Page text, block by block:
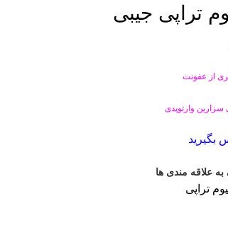
تراپی جیبی
از عفونت
سزارین وارتوپدی
به علاقه مندی ها
تراپی